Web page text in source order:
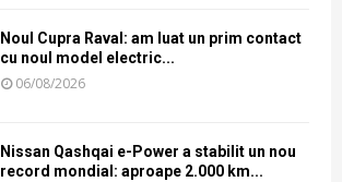
Noul Cupra Raval: am luat un prim contact
cu noul model electric...
06/08/2026
Nissan Qashqai e-Power a stabilit un nou
record mondial: aproape 2.000 km...